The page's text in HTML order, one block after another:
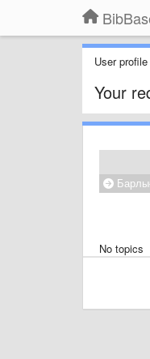
User profile
Your
No topics